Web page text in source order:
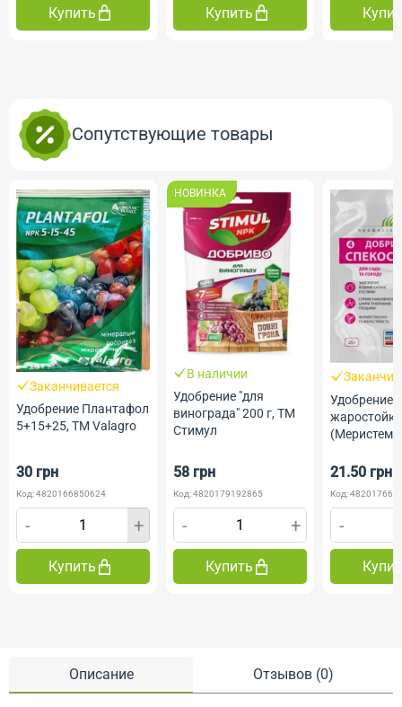
Описание Отзывов (0)
Купить Купить
Сопутствующие товары
Заканчивается
Удобрение Плантафол
5+15+25, ТМ Valagro
30 грн
Код: 4820166850624
- +
Купить
НОВИНКА
В наличии
Удобрение "для
винограда" 200 г, ТМ
Стимул
58 грн
Код: 4820179192865
- +
Купить
Удобрение
(Меристем)
Семена
21.50 грн
Код:
-